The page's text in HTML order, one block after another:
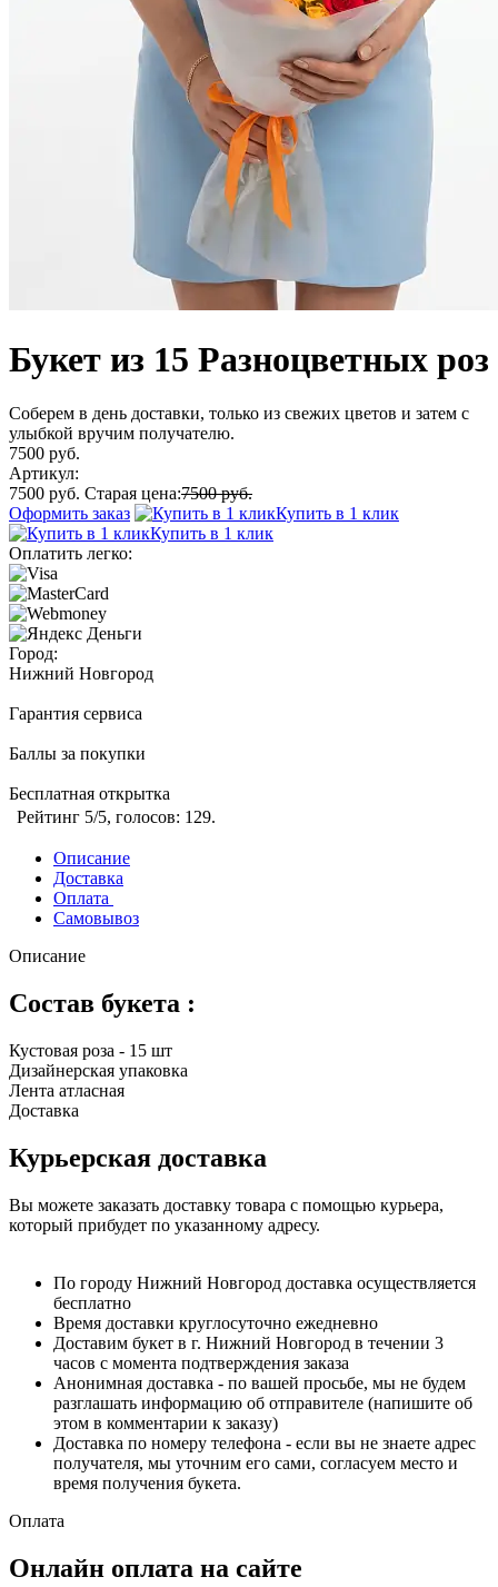
Букет из 15 Разноцветных роз
Соберем в день доставки, только из свежих цветов и затем с
улыбкой вручим получателю.
7500 руб.
Артикул:
7500 руб. Старая цена:7500 руб.
Оформить заказ
Купить в 1 клик
Купить в 1 клик
Оплатить легко:
Город:
Нижний Новгород
Гарантия сервиса
Баллы за покупки
Бесплатная открытка
Рейтинг 5/5, голосов: 129.
Описание
Доставка
Оплата
Самовывоз
Описание
Состав букета :
Кустовая роза - 15 шт
Дизайнерская упаковка
Лента атласная
Доставка
Курьерская доставка
Вы можете заказать доставку товара с помощью курьера,
который прибудет по указанному адресу.
По городу Нижний Новгород доставка осуществляется
бесплатно
Время доставки круглосуточно ежедневно
Доставим букет в г. Нижний Новгород в течении 3
часов с момента подтверждения заказа
Анонимная доставка - по вашей просьбе, мы не будем
разглашать информацию об отправителе (напишите об
этом в комментарии к заказу)
Доставка по номеру телефона - если вы не знаете адрес
получателя, мы уточним его сами, согласуем место и
время получения букета.
Оплата
Онлайн оплата на сайте